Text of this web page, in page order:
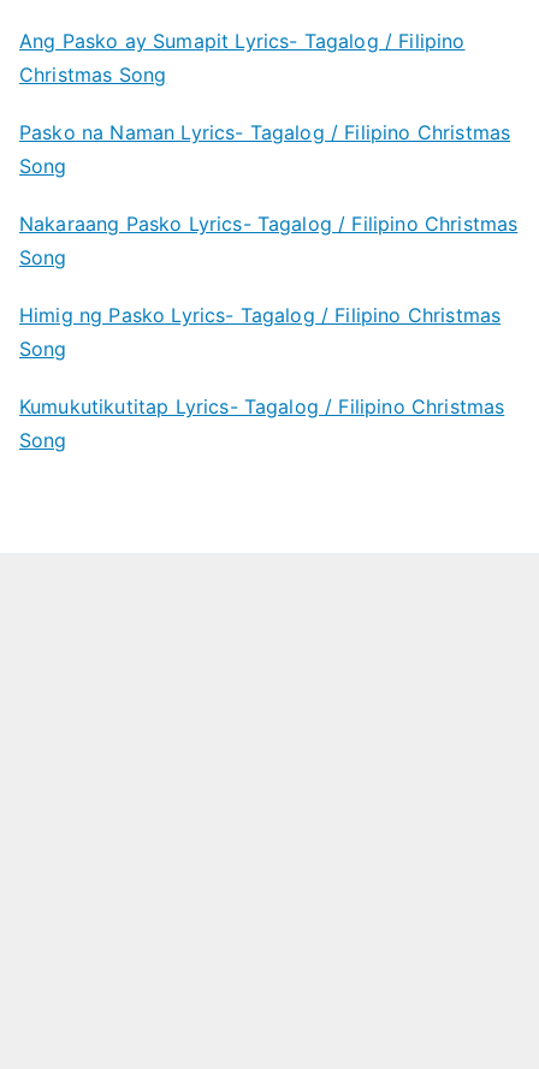
Ang Pasko ay Sumapit Lyrics- Tagalog / Filipino
Christmas Song
Pasko na Naman Lyrics- Tagalog / Filipino Christmas
Song
Nakaraang Pasko Lyrics- Tagalog / Filipino Christmas
Song
Himig ng Pasko Lyrics- Tagalog / Filipino Christmas
Song
Kumukutikutitap Lyrics- Tagalog / Filipino Christmas
Song